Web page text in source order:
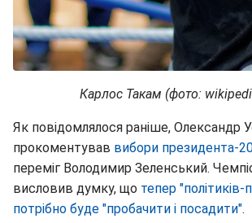
Карлос Такам (фото:
Як повідомлялося раніше, Олександр
прокоментував вибори президента-
переміг Володимир Зеленський.
висловив думку, що тепер "політиків-
потрібно буде "пробачити і посадити".